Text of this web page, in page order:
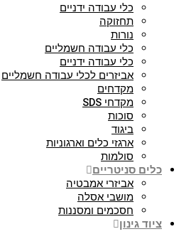
כלי עבודה ידניים
תחזוקה
נורות
כלי עבודה חשמליים
כלי עבודה ידניים
אביזרים לכלי עבודה חשמליים
מקדחים
מקדחי SDS
סוכות
ביגוד
ארגזי כלים וארגוניות
סולמות
כלים סניטריים
אביזרי אמבטיה
מושבי אסלה
חסכמים ומסננות
ציוד גינון